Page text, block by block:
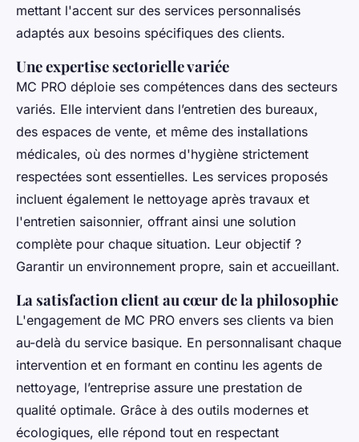
mettant l'accent sur des services personnalisés
adaptés aux besoins spécifiques des clients.
Une expertise sectorielle variée
MC PRO déploie ses compétences dans des secteurs
variés. Elle intervient dans l’entretien des bureaux,
des espaces de vente, et même des installations
médicales, où des normes d'hygiène strictement
respectées sont essentielles. Les services proposés
incluent également le nettoyage après travaux et
l'entretien saisonnier, offrant ainsi une solution
complète pour chaque situation. Leur objectif ?
Garantir un environnement propre, sain et accueillant.
La satisfaction client au cœur de la philosophie
L'engagement de MC PRO envers ses clients va bien
au-delà du service basique. En personnalisant chaque
intervention et en formant en continu les agents de
nettoyage, l’entreprise assure une prestation de
qualité optimale. Grâce à des outils modernes et
écologiques, elle répond tout en respectant